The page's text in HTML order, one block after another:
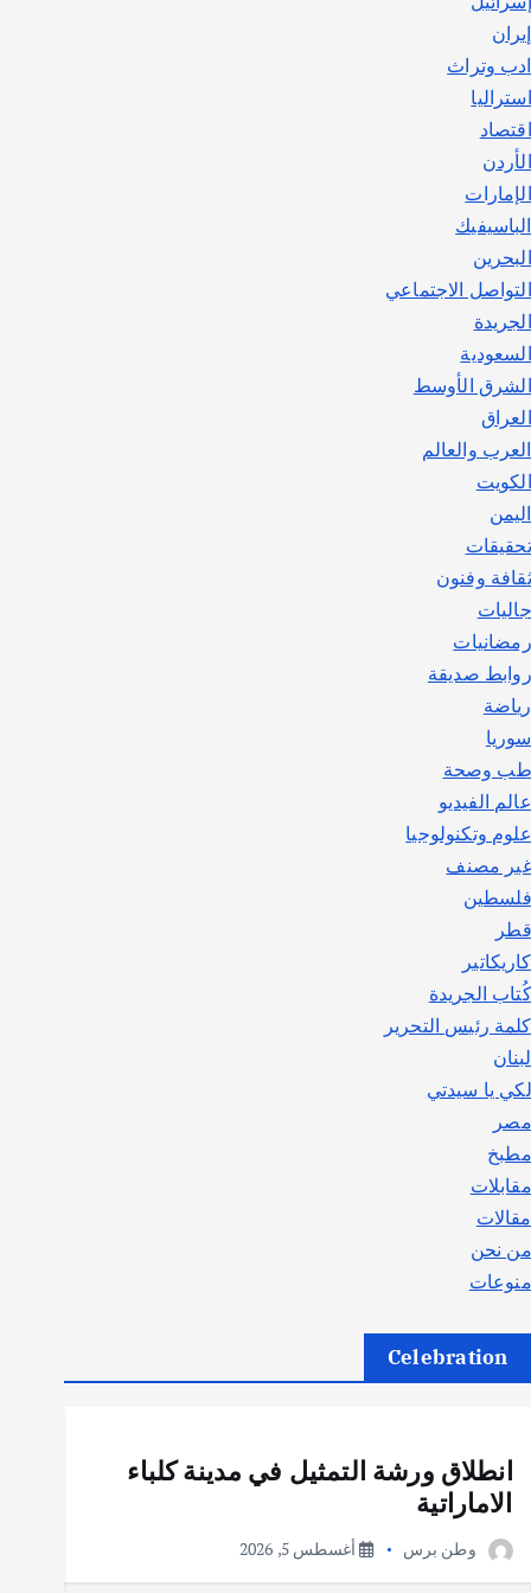
إيران
ادب وتراث
استراليا
اقتصاد
الأردن
الإمارات
الباسيفيك
البحرين
التواصل الاجتماعي
الجريدة
السعودية
الشرق الأوسط
العراق
العرب والعالم
الكويت
اليمن
تحقيقات
ثقافة وفنون
جاليات
رمضانيات
روابط صديقة
رياضة
سوريا
طب وصحة
عالم الفيديو
علوم وتكنولوجيا
غير مصنف
فلسطين
قطر
كاريكاتير
كُتاب الجريدة
كلمة رئيس التحرير
لبنان
لكي يا سيدتي
مصر
مطبخ
مقابلات
مقالات
من نحن
منوعات
Celebration
انطلاق ورشة التمثيل في مدينة كلباء
الاماراتية
وطن برس أغسطس 5, 2026